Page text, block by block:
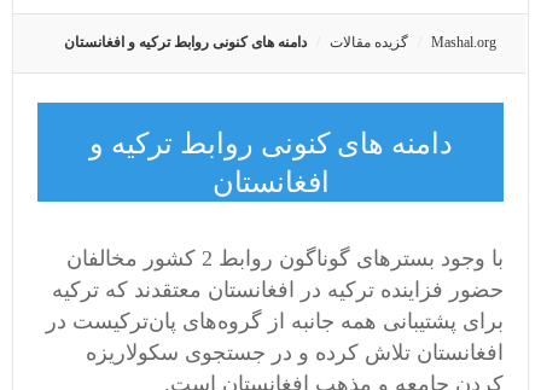
Mashal.org گزیده مقالات دامنه های کنونی روابط ترکیه و افغانستان
دامنه های کنونی روابط ترکیه و
افغانستان
با وجود بسترهای گوناگون روابط 2 کشور مخالفان
حضور فزاینده ترکیه در افغانستان معتقدند که ترکیه
برای پشتیبانی همه جانبه از گروه‌های پان‌ترکیست در
افغانستان تلاش کرده و در جستجوی سکولاریزه
کردن جامعه و مذهب افغانستان است.